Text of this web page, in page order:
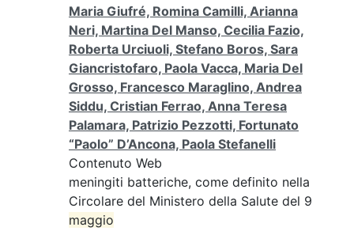
Maria Giufré, Romina Camilli, Arianna
Neri, Martina Del Manso, Cecilia Fazio,
Roberta Urciuoli, Stefano Boros, Sara
Giancristofaro, Paola Vacca, Maria Del
Grosso, Francesco Maraglino, Andrea
Siddu, Cristian Ferrao, Anna Teresa
Palamara, Patrizio Pezzotti, Fortunato
“Paolo” D’Ancona, Paola Stefanelli
Contenuto Web
meningiti batteriche, come definito nella
Circolare del Ministero della Salute del 9
maggio